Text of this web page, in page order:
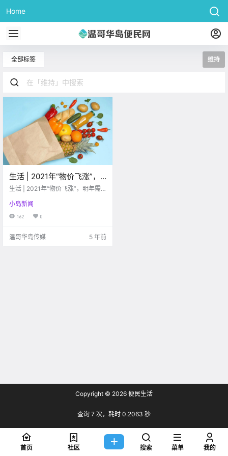
Home
全部标签 维持
生活 | 2021年“物价飞涨”，
明年需要多支付$700才能维
生活 | 2021年“物价飞涨”，明年需
平！
小岛新闻
162 0
温哥华岛传媒 5 年前
Copyright © 2026 便民生活
查询 7 次，耗时 0.2063 秒
首页 社区 搜索 菜单 我的